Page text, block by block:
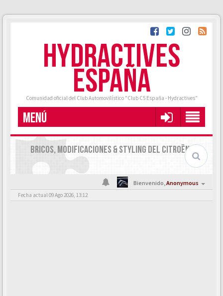
HYDRACTIVES
ESPAÑA
Comunidad oficial del Club Automovilístico "Club C5 España - Hydractives"
MENÚ
BRICOS, MODIFICACIONES & STYLING DEL CITROËN C5.
Bienvenido,Anonymous
Fecha actual 09 Ago 2026, 13:12